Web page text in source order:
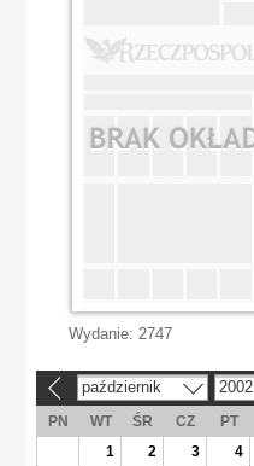
Wydanie: 2747
październik 2002
PN WT ŚR CZ PT
1
2 3 4